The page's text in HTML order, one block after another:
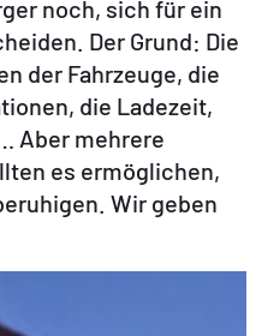
suchen
DE FREN
noch, sich für ein
Der Grund: Die
der Fahrzeuge, die
die Ladezeit,
Aber mehrere
es ermöglichen,
Wir geben